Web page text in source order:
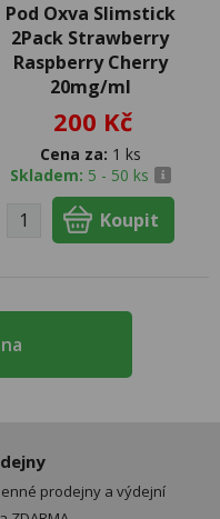
Pod Oxva Slimstick
2Pack Strawberry
Raspberry Cherry
20mg/ml
200 Kč
Cena za: 1 ks
Skladem: 5 - 50 ks
prodejny a výdejní